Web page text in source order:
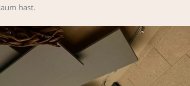
hast.